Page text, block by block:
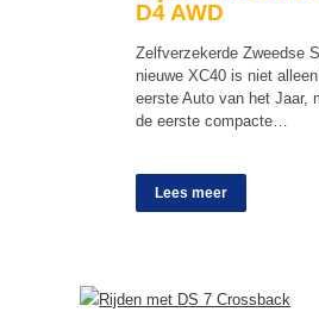
D4 AWD
Zelfverzekerde Zweedse
nieuwe XC40 is niet alleen
eerste Auto van het Jaar,
de eerste compacte…
Lees meer